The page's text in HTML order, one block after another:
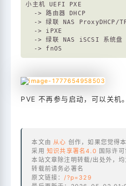
小主机 UEFI PXE
  -> 路由器 DHCP
-> 绿联 NAS ProxyDHCP/
  -> iPXE
  -> 绿联 NAS iSCSI 系统盘
PVE 不再参与启动，可以关机。
本文由 从心 创作，如果您觉得
采用知识共享署名4.0 国际许
本站文章除注明转载/出处外，均
转载前请务必署名
原文链接： /?p=329